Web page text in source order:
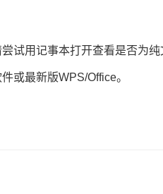
试用记事本打开查看是否为
或最新版WPS/Office。